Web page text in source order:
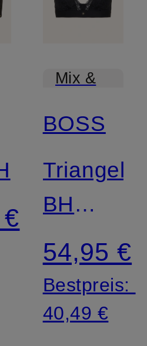
Mix &
BOSS
Triangel-
BH
54,95 €
Bestpreis:
40,49 €